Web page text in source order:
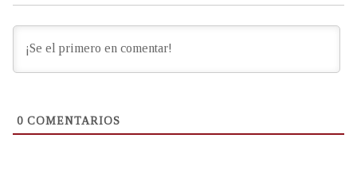
0 COMENTARIOS